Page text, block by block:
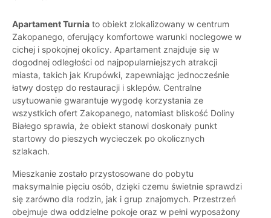
Apartament Turnia to obiekt zlokalizowany w centrum
Zakopanego, oferujący komfortowe warunki noclegowe w
cichej i spokojnej okolicy. Apartament znajduje się w
dogodnej odległości od najpopularniejszych atrakcji
miasta, takich jak Krupówki, zapewniając jednocześnie
łatwy dostęp do restauracji i sklepów. Centralne
usytuowanie gwarantuje wygodę korzystania ze
wszystkich ofert Zakopanego, natomiast bliskość Doliny
Białego sprawia, że obiekt stanowi doskonały punkt
startowy do pieszych wycieczek po okolicznych
szlakach.
Mieszkanie zostało przystosowane do pobytu
maksymalnie pięciu osób, dzięki czemu świetnie sprawdzi
się zarówno dla rodzin, jak i grup znajomych. Przestrzeń
obejmuje dwa oddzielne pokoje oraz w pełni wyposażony